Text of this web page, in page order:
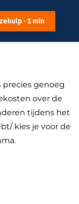
· 1 min
precies genoeg
over de
tijdens het
kies je voor de